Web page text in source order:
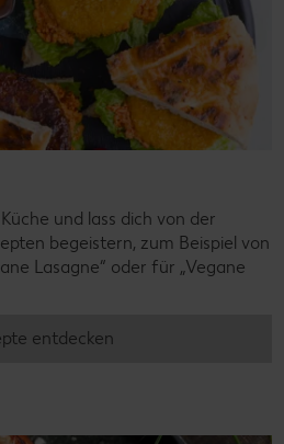
und lass dich von der
begeistern, zum Beispiel von
Lasagne“ oder für „Vegane
entdecken